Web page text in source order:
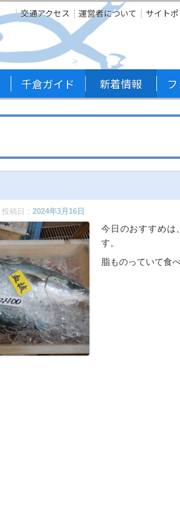
交通アクセス 運営者について サイト
千倉ガイド 新着情報
投稿日： 2024年3月16日
今日のおすすめは
す。
脂ものっていて食